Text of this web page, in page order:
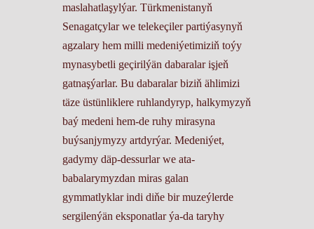
maslahatlaşylýar. Türkmenistanyň
Senagatçylar we telekeçiler partiýasynyň
agzalary hem milli medeniýetimiziň toýy
mynasybetli geçirilýän dabaralar işjeň
gatnaşýarlar. Bu dabaralar biziň ählimizi
täze üstünliklere ruhlandyryp, halkymyzyň
baý medeni hem-de ruhy mirasyna
buýsanjymyzy artdyrýar. Medeniýet,
gadymy däp-dessurlar we ata-
babalarymyzdan miras galan
gymmatlyklar indi diňe bir muzeýlerde
sergilenýän eksponatlar ýa-da taryhy